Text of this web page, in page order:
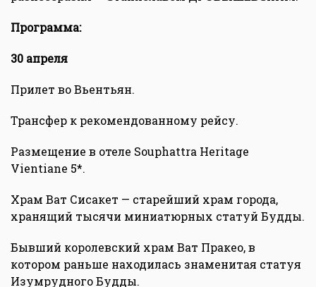
Программа:
30 апреля
Прилет во Вьентьян.
Трансфер к рекомендованному рейсу.
Размещение в отеле Souphattra Heritage
Vientiane 5*.
Храм Ват Сисакет — старейший храм города,
хранящий тысячи миниатюрных статуй Будды.
Бывший королевский храм Ват Пракео, в
котором раньше находилась знаменитая статуя
Изумрудного Будды.